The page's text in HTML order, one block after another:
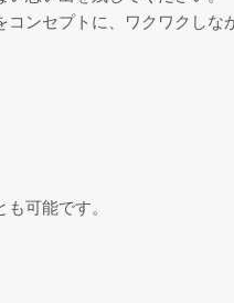
ンセプトに、ワクワクしな
可能です。